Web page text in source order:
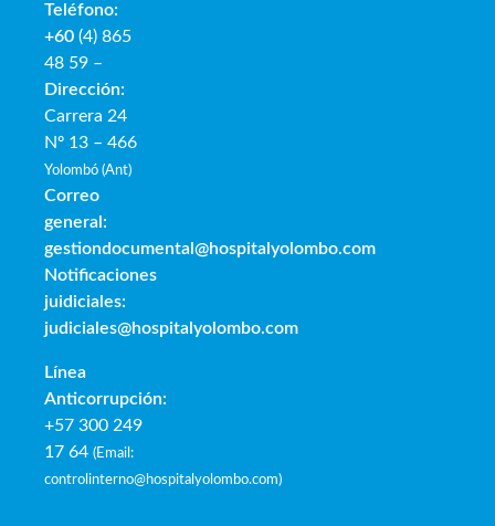
Teléfono:
+60 (4) 865
48 59 –
Dirección:
Carrera 24
Nº 13 – 466
Yolombó (Ant)
Correo
general:
gestiondocumental@hospitalyolombo.com
Notificaciones
juidiciales:
judiciales@hospitalyolombo.com
Línea
Anticorrupción:
+57 300 249
17 64 (Email:
controlinterno@hospitalyolombo.com)